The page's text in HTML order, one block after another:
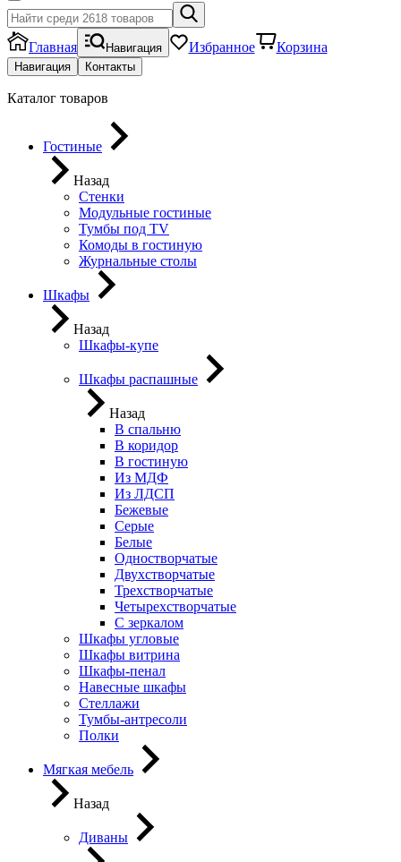
Главная Навигация Избранное Корзина
Навигация Контакты
Каталог товаров
Гостиные
Назад
Стенки
Модульные гостиные
Тумбы под ТV
Комоды в гостиную
Журнальные столы
Шкафы
Назад
Шкафы-купе
Шкафы распашные
Назад
В спальню
В коридор
В гостиную
Из МДФ
Из ЛДСП
Бежевые
Серые
Белые
Одностворчатые
Двухстворчатые
Трехстворчатые
Четырехстворчатые
С зеркалом
Шкафы угловые
Шкафы витрина
Шкафы-пенал
Навесные шкафы
Стеллажи
Тумбы-антресоли
Полки
Мягкая мебель
Назад
Диваны